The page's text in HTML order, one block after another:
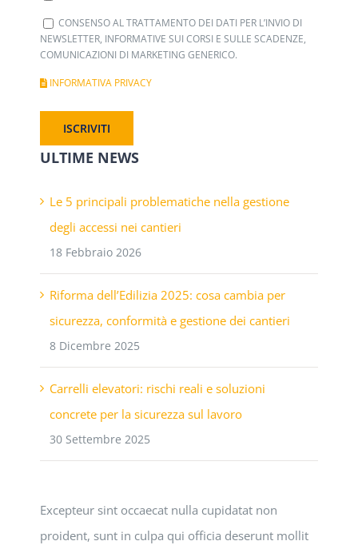
CONSENSO AL TRATTAMENTO DEI DATI PER L’INVIO DI
NEWSLETTER, INFORMATIVE SUI CORSI E SULLE SCADENZE,
COMUNICAZIONI DI MARKETING GENERICO.
INFORMATIVA PRIVACY
ULTIME NEWS
Le 5 principali problematiche nella gestione
degli accessi nei cantieri
18 Febbraio 2026
Riforma dell’Edilizia 2025: cosa cambia per
sicurezza, conformità e gestione dei cantieri
8 Dicembre 2025
Carrelli elevatori: rischi reali e soluzioni
concrete per la sicurezza sul lavoro
30 Settembre 2025
Excepteur sint occaecat nulla cupidatat non
proident, sunt in culpa qui officia deserunt mollit